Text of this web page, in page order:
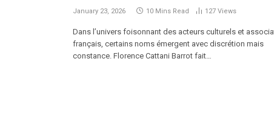
January 23, 2026 10 Mins Read 127 Views
Dans l’univers foisonnant des acteurs culturels et
français, certains noms émergent avec discrétion mais
constance. Florence Cattani Barrot fait…